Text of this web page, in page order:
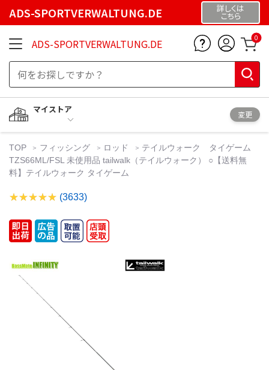
ADS-SPORTVERWALTUNG.DE 詳しくは
こちら
ADS-SPORTVERWALTUNG.DE 0
マイストア
変更
TOP フィッシング ロッド
テイルウォーク タイゲーム
TZS66ML/FSL 未使用品 tailwalk（テイルウォーク） ○【送料無
料】テイルウォーク タイゲーム
(3633)